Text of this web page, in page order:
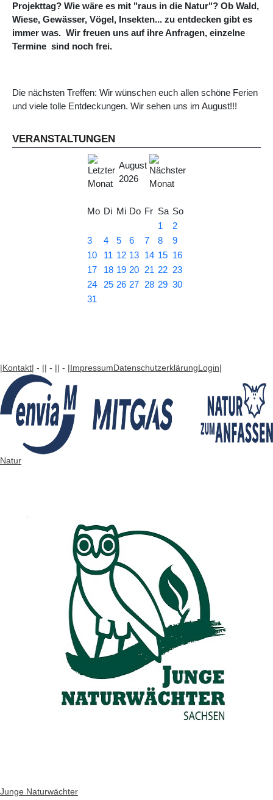
Projekttag? Wie wäre es mit "raus in die Natur"? Ob Wald,
Wiese, Gewässer, Vögel, Insekten... zu entdecken gibt es
immer was. Wir freuen uns auf ihre Anfragen, einzelne
Termine sind noch frei.
Die nächsten Treffen: Wir wünschen euch allen schöne Ferien
und viele tolle Entdeckungen. Wir sehen uns im August!!!
VERANSTALTUNGEN
August
2026
Mo Di Mi Do Fr Sa So
1
2
3
4 5 6 7 8
9
10
11 12 13 14 15 16
17
18 19 20 21 22 23
24
25 26 27 28 29 30
31
|Kontakt| - || - || - |ImpressumDatenschutzerklärungLogin|
Natur
Junge Naturwächter